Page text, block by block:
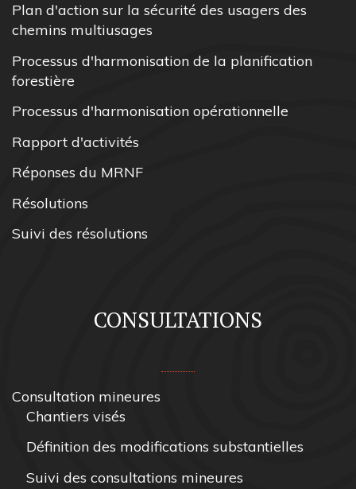
Plan d'action sur la sécurité des usagers des
chemins multiusages
Processus d'harmonisation de la planification
forestière
Processus d'harmonisation opérationnelle
Rapport d'activités
Réponses du MRNF
Résolutions
Suivi des résolutions
CONSULTATIONS
Consultation mineures
Chantiers visés
Définition des modifications substantielles
Suivi des consultations mineures